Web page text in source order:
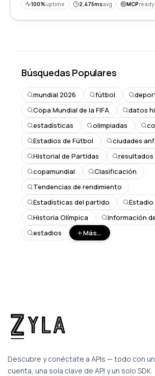
100%uptime 2.475msavg MCPready
Búsquedas Populares
mundial 2026 fútbol
Copa Mundial de la FIFA
datos
estadísticas
olimpiadas
Estadios de Fútbol
ciudades
Historial de Partidas
resultados
copamundial
Clasificación
Tendencias de rendimiento
Estadísticas del partido
Estadio
Historia Olímpica
Información
estadios
Más...
Descubre y conéctate a APIs — todo con
cuenta, una sola clave de API y un solo SDK.